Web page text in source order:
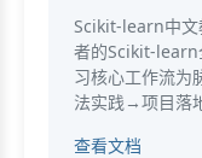
Scikit-learn中文
者的Scikit-learn
习核心工作流
法实践→项目落
查看文档